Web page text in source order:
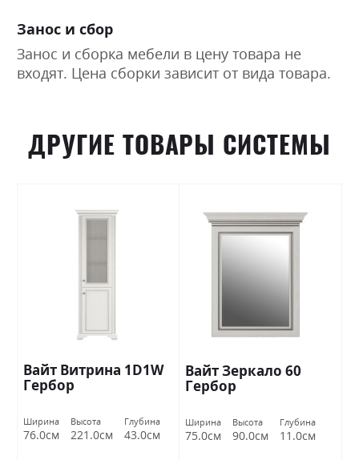
Занос и сбор
Занос и сборка мебели в цену товара не
входят. Цена сборки зависит от вида товара.
ДРУГИЕ ТОВАРЫ СИСТЕМЫ
Вайт Витрина 1D1W
Гербор
Ширина
76.0см
Высота
221.0см
Глубина
43.0см
Вайт Зеркало 60
Гербор
Ширина
75.0см
Высота
90.0см
Глубина
11.0см